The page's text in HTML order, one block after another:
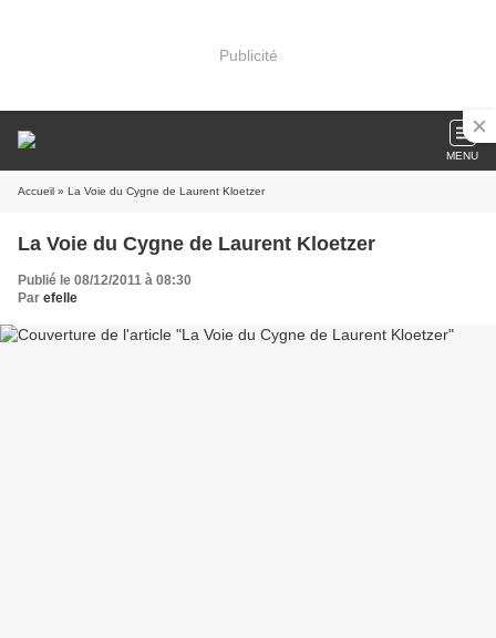
Publicité
MENU
Accueil » La Voie du Cygne de Laurent Kloetzer
La Voie du Cygne de Laurent Kloetzer
Publié le 08/12/2011 à 08:30
Par efelle